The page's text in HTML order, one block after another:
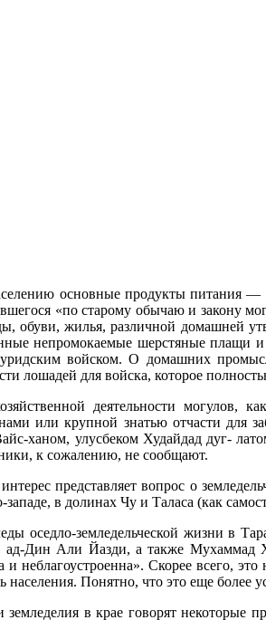
основные продукты питания
«по старому обычаю и закону
обуви, жилья, различной домашней
непромокаемые шерстяные плащи
войском. О домашних
лошадей для войска, которое
деятельности могулов,
или крупной знатью отчасти для
ханом, улусбеком Худайдад дуг-
к сожалению, не сообщают.
представляет вопрос о
в долинах Чу и Таласа (как
оседло-земледельческой жизни в
Дин Али Йазди, а также Мухаммад
и неблагоустроенна». Скорее всего,
населения. Понятно, что это еще более
в крае говорят